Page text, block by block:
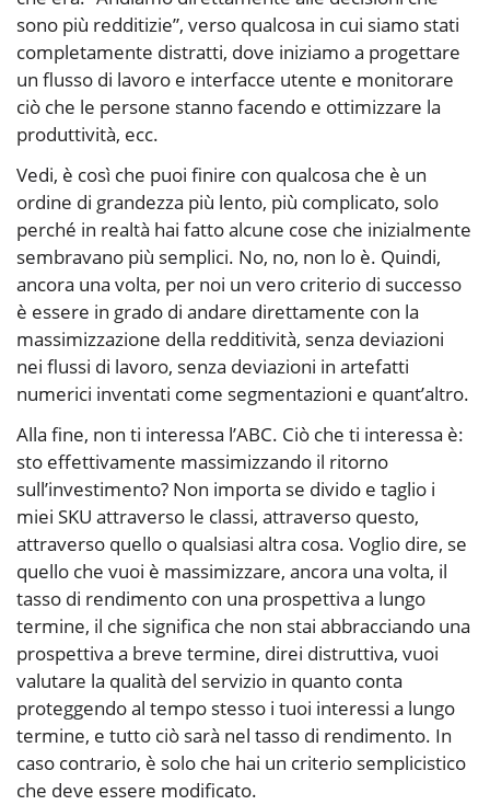
sono più redditizie”, verso qualcosa in cui siamo stati
completamente distratti, dove iniziamo a progettare
un flusso di lavoro e interfacce utente e monitorare
ciò che le persone stanno facendo e ottimizzare la
produttività, ecc.
Vedi, è così che puoi finire con qualcosa che è un
ordine di grandezza più lento, più complicato, solo
perché in realtà hai fatto alcune cose che inizialmente
sembravano più semplici. No, no, non lo è. Quindi,
ancora una volta, per noi un vero criterio di successo
è essere in grado di andare direttamente con la
massimizzazione della redditività, senza deviazioni
nei flussi di lavoro, senza deviazioni in artefatti
numerici inventati come segmentazioni e quant’altro.
Alla fine, non ti interessa l’ABC. Ciò che ti interessa è:
sto effettivamente massimizzando il ritorno
sull’investimento? Non importa se divido e taglio i
miei SKU attraverso le classi, attraverso questo,
attraverso quello o qualsiasi altra cosa. Voglio dire, se
quello che vuoi è massimizzare, ancora una volta, il
tasso di rendimento con una prospettiva a lungo
termine, il che significa che non stai abbracciando una
prospettiva a breve termine, direi distruttiva, vuoi
valutare la qualità del servizio in quanto conta
proteggendo al tempo stesso i tuoi interessi a lungo
termine, e tutto ciò sarà nel tasso di rendimento. In
caso contrario, è solo che hai un criterio semplicistico
che deve essere modificato.